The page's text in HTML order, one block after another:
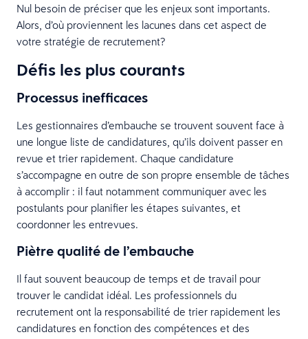
Nul besoin de préciser que les enjeux sont importants.
Alors, d’où proviennent les lacunes dans cet aspect de
votre stratégie de recrutement?
Défis les plus courants
Processus inefficaces
Les gestionnaires d’embauche se trouvent souvent face à
une longue liste de candidatures, qu’ils doivent passer en
revue et trier rapidement. Chaque candidature
s’accompagne en outre de son propre ensemble de tâches
à accomplir : il faut notamment communiquer avec les
postulants pour planifier les étapes suivantes, et
coordonner les entrevues.
Piètre qualité de l’embauche
Il faut souvent beaucoup de temps et de travail pour
trouver le candidat idéal. Les professionnels du
recrutement ont la responsabilité de trier rapidement les
candidatures en fonction des compétences et des